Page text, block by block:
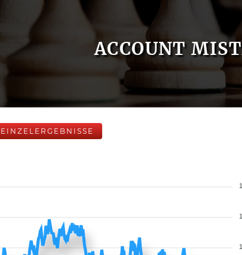
ACCOUNT
EINZELERGEBNISSE